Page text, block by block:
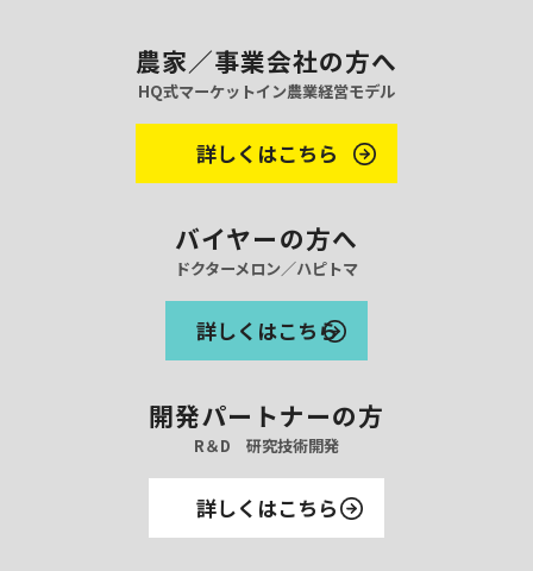
農家／事業会社の方へ
HQ式マーケットイン農業経営モデル
詳しくはこちら
バイヤーの方へ
ドクターメロン／ハピトマ
詳しくはこちら
開発パートナーの方
R＆D 研究技術開発
詳しくはこちら